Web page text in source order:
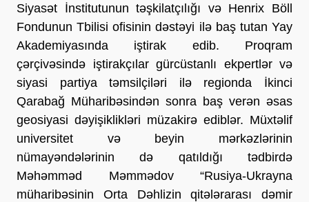
Siyasət İnstitutunun təşkilatçılığı və Henrix Böll
Fondunun Tbilisi ofisinin dəstəyi ilə baş tutan Yay
Akademiyasında iştirak edib. Proqram
çərçivəsində iştirakçılar gürcüstanlı ekpertlər və
siyasi partiya təmsilçiləri ilə regionda İkinci
Qarabağ Müharibəsindən sonra baş verən əsas
geosiyasi dəyişiklikləri müzakirə ediblər. Müxtəlif
universitet və beyin mərkəzlərinin
nümayəndələrinin də qatıldığı tədbirdə
Məhəmməd Məmmədov “Rusiya-Ukrayna
müharibəsinin Orta Dəhlizin qitələrarası dəmir